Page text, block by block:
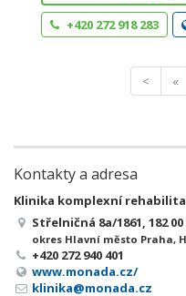
+420 272 918 283
< «
Kontakty a adresa
Klinika komplexní
Střelničná 8a/1861, 182
okres Hlavní město Praha,
+420 272 940 401
www.monada.cz/
klinika@monada.cz